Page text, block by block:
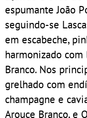
espumante João
seguindo-se
em escabeche,
harmonizado
Branco. Nos
grelhado com
champagne e
Arouce Branco, e